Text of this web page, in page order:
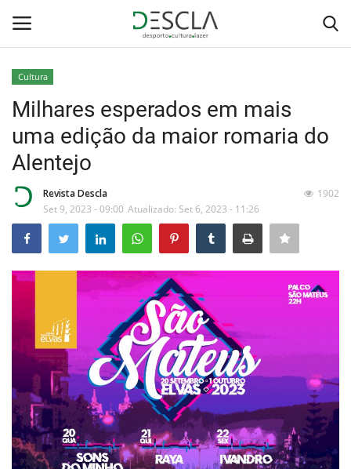
Home
...by Descla
Desporto
Educação
Estatuto Editorial
Saúde
Ficha técnica
Cultura
Milhares esperados em mais
uma edição da maior romaria do
Alentejo
Revista Descla
Set 9, 2023 - 09:00 Atualizado: Set 6, 2023 - 11:26
1902